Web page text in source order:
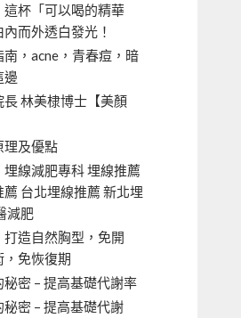
這杯「可以喝的精華
而外透白發光！
南，acne，青春痘，暗
邊
長 林美棣博士【美顏
理及優點
線減肥專科 埋線推薦
台北埋線推薦 新北埋
減肥
打造自然胸型，免開
，免恢復期
密 – 提高基礎代謝率
密 – 提高基礎代謝